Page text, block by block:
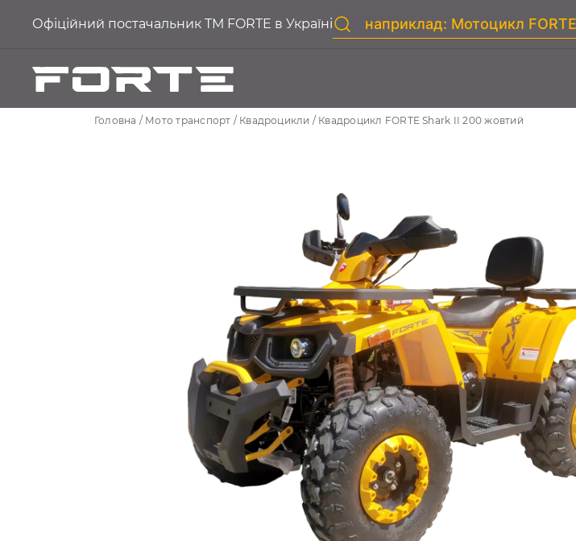
Офіційний постачальник ТМ FORTE в Україні
Головна Мото транспорт Квадроцикли Квадроцикл FORTE Shark II 200 жовтий